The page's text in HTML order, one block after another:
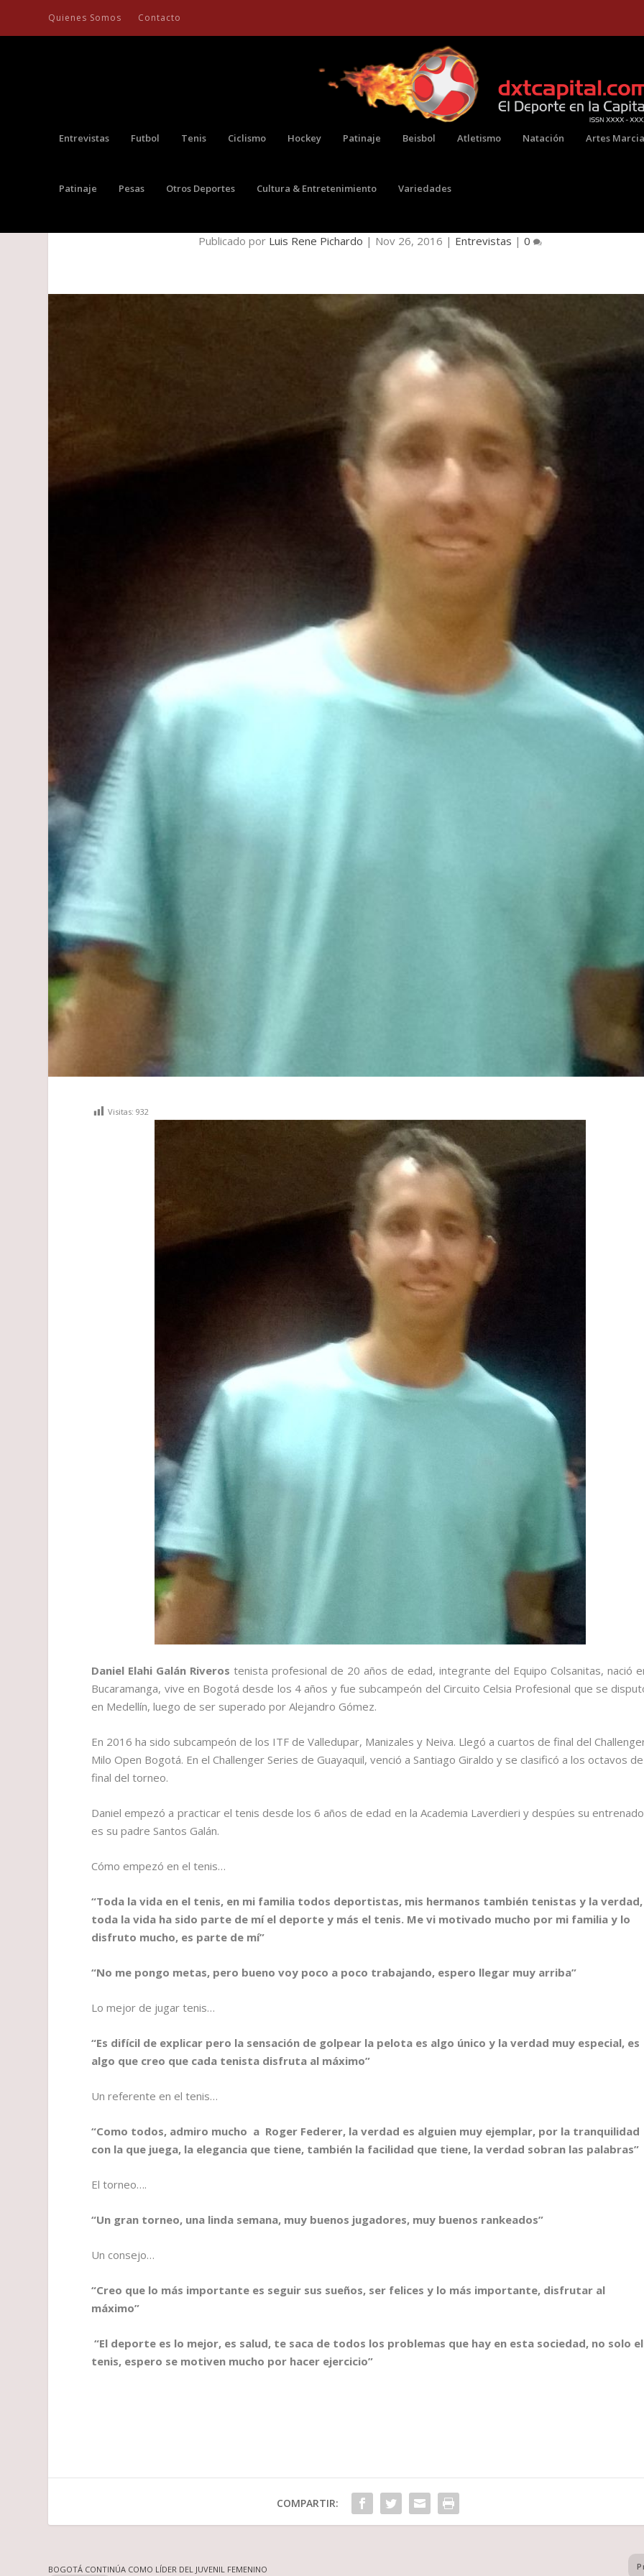
Quienes Somos Contacto
Entrevistas Futbol Tenis Ciclismo Hockey Patinaje Beisbol Atletismo Natación Artes
Patinaje Pesas Otros Deportes Cultura & Entretenimiento Variedades
Publicado por Luis Rene Pichardo | Nov 26, 2016 | Entrevistas | 0
Visitas: 932
Daniel Elahi Galán Riveros tenista profesional de 20 años de edad, integrante del Equipo Colsanitas, nació
Bucaramanga, vive en Bogotá desde los 4 años y fue subcampeón del Circuito Celsia Profesional que se
en Medellín, luego de ser superado por Alejandro Gómez.
En 2016 ha sido subcampeón de los ITF de Valledupar, Manizales y Neiva. Llegó a cuartos de final del
Milo Open Bogotá. En el Challenger Series de Guayaquil, venció a Santiago Giraldo y se clasificó a los octavos de
final del torneo.
Daniel empezó a practicar el tenis desde los 6 años de edad en la Academia Laverdieri y despúes su
es su padre Santos Galán.
Cómo empezó en el tenis…
“Toda la vida en el tenis, en mi familia todos deportistas, mis hermanos también tenistas y la verdad,
toda la vida ha sido parte de mí el deporte y más el tenis. Me vi motivado mucho por mi familia y lo
disfruto mucho, es parte de mí”
“No me pongo metas, pero bueno voy poco a poco trabajando, espero llegar muy arriba”
Lo mejor de jugar tenis…
“Es difícil de explicar pero la sensación de golpear la pelota es algo único y la verdad muy especial, es
algo que creo que cada tenista disfruta al máximo”
Un referente en el tenis…
“Como todos, admiro mucho a Roger Federer, la verdad es alguien muy ejemplar, por la tranquilidad
con la que juega, la elegancia que tiene, también la facilidad que tiene, la verdad sobran las palabras”
El torneo….
“Un gran torneo, una linda semana, muy buenos jugadores, muy buenos rankeados”
Un consejo…
“Creo que lo más importante es seguir sus sueños, ser felices y lo más importante, disfrutar al
máximo”
“El deporte es lo mejor, es salud, te saca de todos los problemas que hay en esta sociedad, no solo el
tenis, espero se motiven mucho por hacer ejercicio”
COMPARTIR:
BOGOTÁ CONTINÚA COMO LÍDER DEL JUVENIL FEMENINO